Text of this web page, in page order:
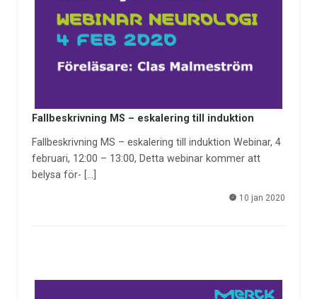
Fallbeskrivning MS – eskalering till induktion
Fallbeskrivning MS – eskalering till induktion Webinar, 4
februari, 12:00 – 13:00, Detta webinar kommer att
belysa för- […]
10 jan 2020